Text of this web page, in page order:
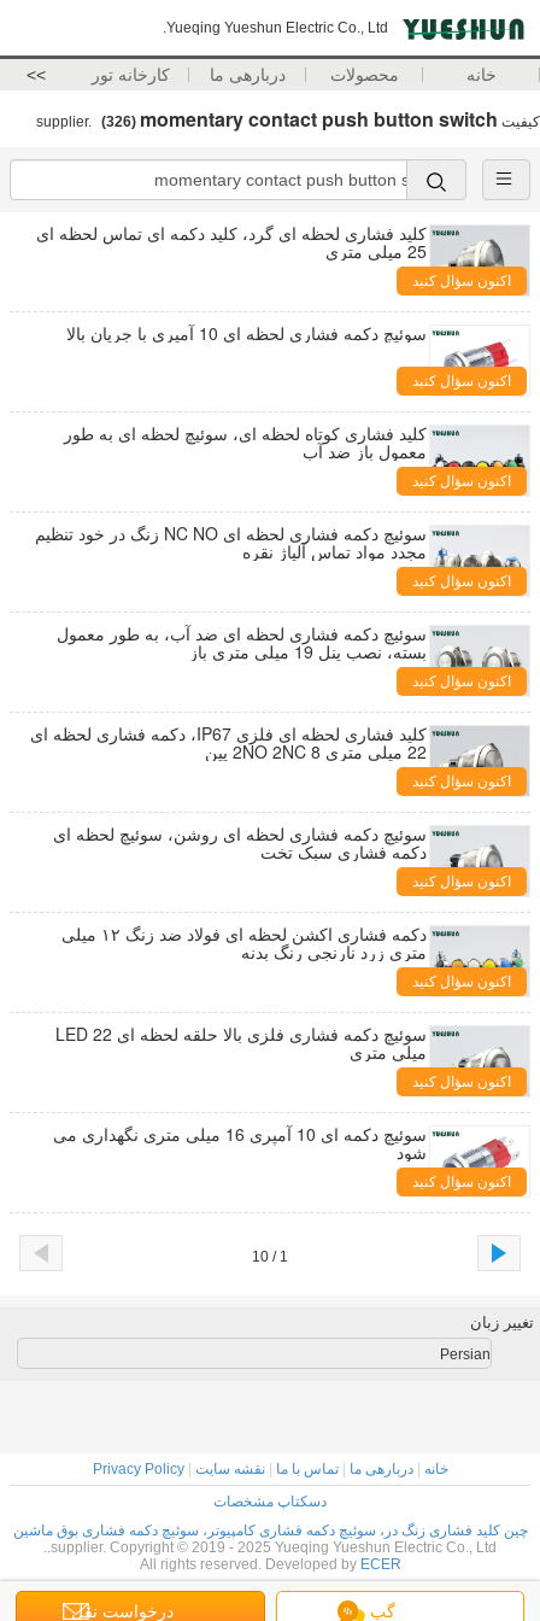
Yueqing Yueshun Electric Co., Ltd.
خانه محصولات دربارهی ما کارخانه تور >>
کیفیت momentary contact push button switch
(326)
کلید فشاری لحظه ای گرد، کلید دکمه ای تماس لحظه ای
25 میلی متری
اکنون سؤال کنید
سوئیچ دکمه فشاری لحظه ای 10 آمپری با جریان بالا
اکنون سؤال کنید
کلید فشاری کوتاه لحظه ای، سوئیچ لحظه ای به طور
معمول باز ضد آب
اکنون سؤال کنید
سوئیچ دکمه فشاری لحظه ای NC NO زنگ در خود تنظیم
مجدد مواد تماس آلیاژ نقره
اکنون سؤال کنید
سوئیچ دکمه فشاری لحظه ای ضد آب، به طور معمول
بسته، نصب پنل 19 میلی متری باز
اکنون سؤال کنید
کلید فشاری لحظه ای فلزی IP67، دکمه فشاری لحظه ای
22 میلی متری 2NO 2NC 8 پین
اکنون سؤال کنید
سوئیچ دکمه فشاری لحظه ای روشن، سوئیچ لحظه ای
دکمه فشاری سبک تخت
اکنون سؤال کنید
دکمه فشاری اکشن لحظه ای فولاد ضد زنگ ۱۲ میلی
متری زرد نارنجی رنگ بدنه
اکنون سؤال کنید
سوئیچ دکمه فشاری فلزی بالا حلقه لحظه ای LED 22
میلی متری
اکنون سؤال کنید
سوئیچ دکمه ای 10 آمپری 16 میلی متری نگهداری می
شود
اکنون سؤال کنید
1 / 10
گپ درخواست نقل
تغییر زبان
Persian
خانه |دربارهی ما |تماس با ما |نقشه سایت |
Privacy Policy
دسکتاپ مشخصات
چین کلید فشاری زنگ در، سوئیچ دکمه فشاری کامپیوتر، سوئیچ دکمه فشاری بوق ماشین
supplier. Copyright © 2019 - 2025 Yueqing Yueshun Electric Co., Ltd..
All rights reserved. Developed by ECER